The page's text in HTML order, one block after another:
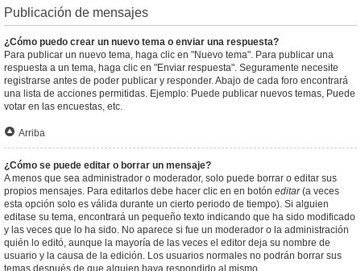
Publicación de mensajes
¿Cómo puedo crear un nuevo tema o enviar una respuesta?
Para publicar un nuevo tema, haga clic en "Nuevo tema". Para publicar una
respuesta a un tema, haga clic en "Enviar respuesta". Seguramente necesite
registrarse antes de poder publicar y responder. Abajo de cada foro encontrará
una lista de acciones permitidas. Ejemplo: Puede publicar nuevos temas, Puede
votar en las encuestas, etc.
Arriba
¿Cómo se puede editar o borrar un mensaje?
A menos que sea administrador o moderador, solo puede borrar o editar sus
propios mensajes. Para editarlos debe hacer clic en en botón editar(a veces
esta opción solo es válida durante un cierto periodo de tiempo). Si alguien
editase su tema, encontrará un pequeño texto indicando que ha sido modificado
y las veces que lo ha sido. No aparece si fue un moderador o la administración
quién lo editó, aunque la mayoría de las veces el editor deja su nombre de
usuario y la causa de la edición. Los usuarios normales no podrán borrar sus
temas después de que alguien haya respondido al mismo.